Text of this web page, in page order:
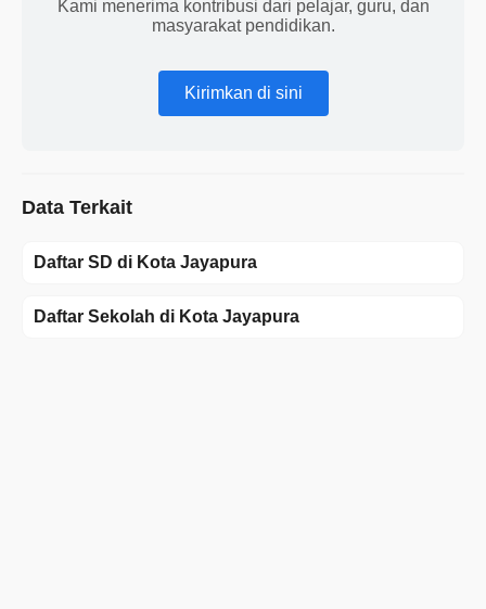
Kami menerima kontribusi dari pelajar, guru, dan
masyarakat pendidikan.
Kirimkan di sini
Data Terkait
Daftar SD di Kota Jayapura
Daftar Sekolah di Kota Jayapura